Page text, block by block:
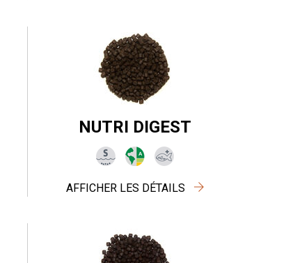
NUTRI DIGEST
AFFICHER LES DÉTAILS